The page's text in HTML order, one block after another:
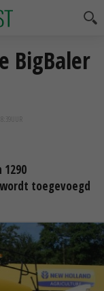
BigBaler
1290
toegevoegd